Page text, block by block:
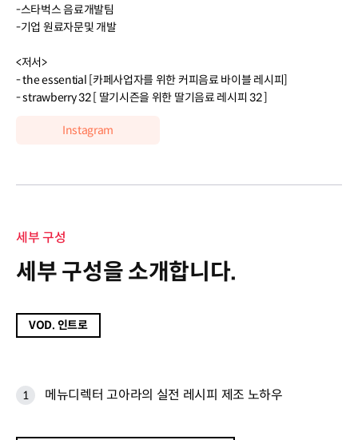
-스타벅스 음료개발팀
-기업 원료자문및 개발
<저서>
- the essential [카페사업자를 위한 커피음료 바이블 레시피]
- strawberry 32 [ 딸기시즌을 위한 딸기음료 레시피 32 ]
Instagram
세부 구성
세부 구성을 소개합니다.
VOD. 인트로
메뉴디렉터 고아라의 실전 레시피 제조 노하우